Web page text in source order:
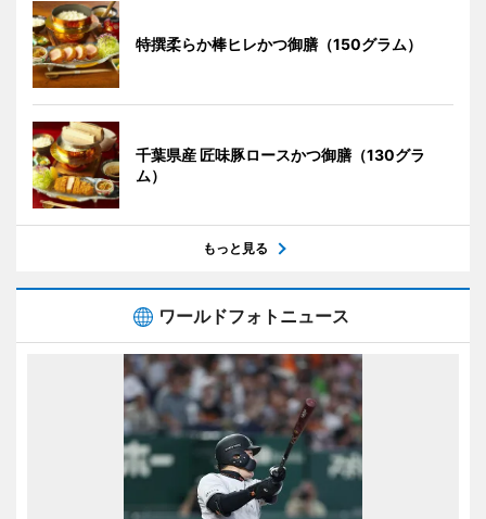
特撰柔らか棒ヒレかつ御膳（150グラム）
千葉県産 匠味豚ロースかつ御膳（130グラ
ム）
もっと見る
ワールドフォトニュース